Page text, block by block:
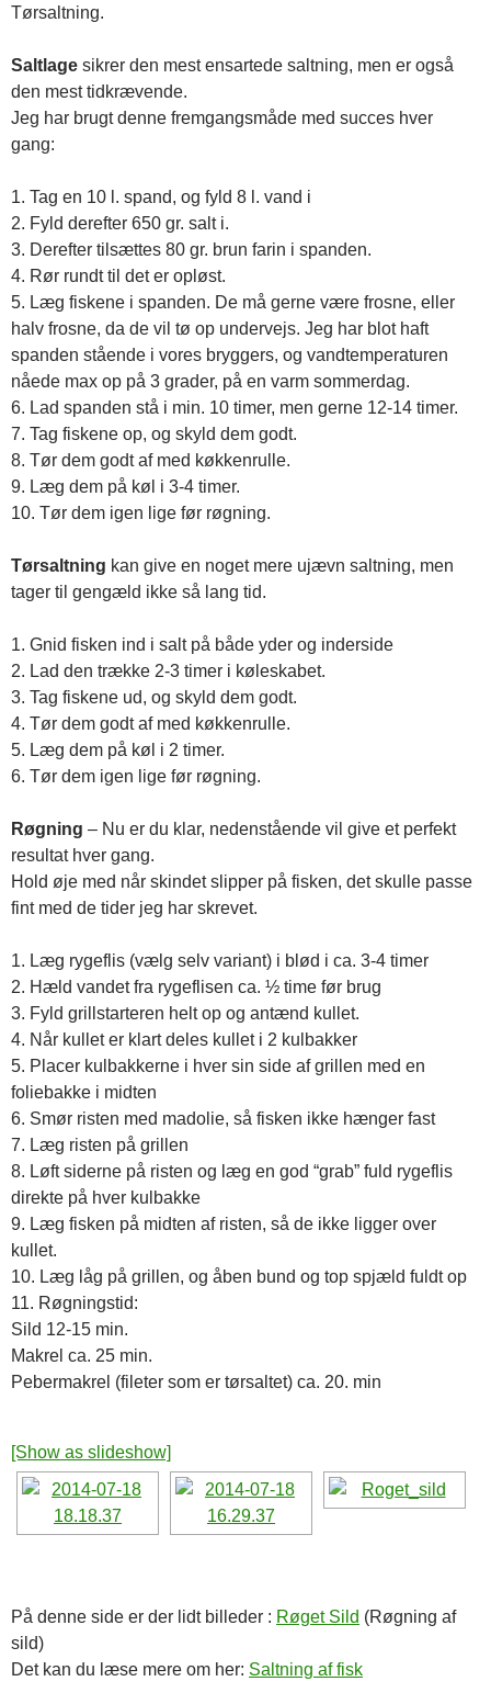
Tørsaltning.
Saltlage sikrer den mest ensartede saltning, men er også
den mest tidkrævende.
Jeg har brugt denne fremgangsmåde med succes hver
gang:
1. Tag en 10 l. spand, og fyld 8 l. vand i
2. Fyld derefter 650 gr. salt i.
3. Derefter tilsættes 80 gr. brun farin i spanden.
4. Rør rundt til det er opløst.
5. Læg fiskene i spanden. De må gerne være frosne, eller
halv frosne, da de vil tø op undervejs. Jeg har blot haft
spanden stående i vores bryggers, og vandtemperaturen
nåede max op på 3 grader, på en varm sommerdag.
6. Lad spanden stå i min. 10 timer, men gerne 12-14 timer.
7. Tag fiskene op, og skyld dem godt.
8. Tør dem godt af med køkkenrulle.
9. Læg dem på køl i 3-4 timer.
10. Tør dem igen lige før røgning.
Tørsaltning kan give en noget mere ujævn saltning, men
tager til gengæld ikke så lang tid.
1. Gnid fisken ind i salt på både yder og inderside
2. Lad den trække 2-3 timer i køleskabet.
3. Tag fiskene ud, og skyld dem godt.
4. Tør dem godt af med køkkenrulle.
5. Læg dem på køl i 2 timer.
6. Tør dem igen lige før røgning.
Røgning – Nu er du klar, nedenstående vil give et perfekt
resultat hver gang.
Hold øje med når skindet slipper på fisken, det skulle passe
fint med de tider jeg har skrevet.
1. Læg rygeflis (vælg selv variant) i blød i ca. 3-4 timer
2. Hæld vandet fra rygeflisen ca. ½ time før brug
3. Fyld grillstarteren helt op og antænd kullet.
4. Når kullet er klart deles kullet i 2 kulbakker
5. Placer kulbakkerne i hver sin side af grillen med en
foliebakke i midten
6. Smør risten med madolie, så fisken ikke hænger fast
7. Læg risten på grillen
8. Løft siderne på risten og læg en god “grab” fuld rygeflis
direkte på hver kulbakke
9. Læg fisken på midten af risten, så de ikke ligger over
kullet.
10. Læg låg på grillen, og åben bund og top spjæld fuldt op
11. Røgningstid:
Sild 12-15 min.
Makrel ca. 25 min.
Pebermakrel (fileter som er tørsaltet) ca. 20. min
[Show as slideshow]
På denne side er der lidt billeder : Røget Sild (Røgning af
sild)
Det kan du læse mere om her: Saltning af fisk